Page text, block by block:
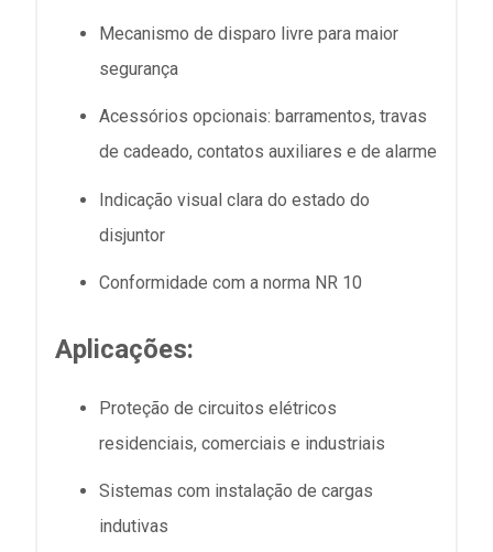
Mecanismo de disparo livre para maior
segurança
Acessórios opcionais: barramentos, travas
de cadeado, contatos auxiliares e de alarme
Indicação visual clara do estado do
disjuntor
Conformidade com a norma NR 10
Aplicações:
Proteção de circuitos elétricos
residenciais, comerciais e industriais
Sistemas com instalação de cargas
indutivas